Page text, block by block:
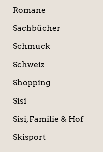
Romane
Sachbücher
Schmuck
Schweiz
Shopping
Sisi
Sisi, Familie & Hof
Skisport